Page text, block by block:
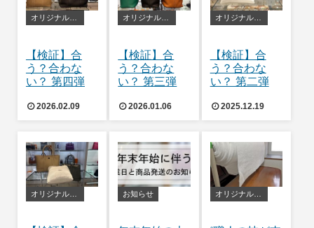
オリジナルバッグピロー
【検証】合
う？合わな
い？ 第四弾
2026.02.09
【検証】合
う？合わな
い？ 第三弾
2026.01.06
オリジナルバッグピロー
【検証】合
う？合わな
い？ 第二弾
2025.12.19
オリジナルバッグピロー お知らせ オリジナルバッグピロー